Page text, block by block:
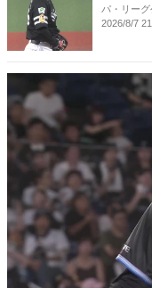
パ・リー
2026/8/7